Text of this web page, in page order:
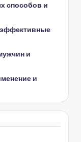
способов и
эффективные
и
и